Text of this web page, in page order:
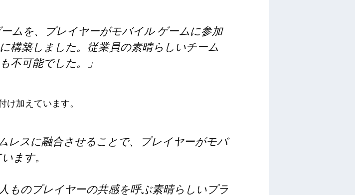
ムを、プレイヤーがモバイル ゲームに参加
構築しました。従業員の素晴らしいチーム
不可能でした。」
け加えています。
レスに融合させることで、プレイヤーがモバ
ます。
ものプレイヤーの共感を呼ぶ素晴らしいプラ